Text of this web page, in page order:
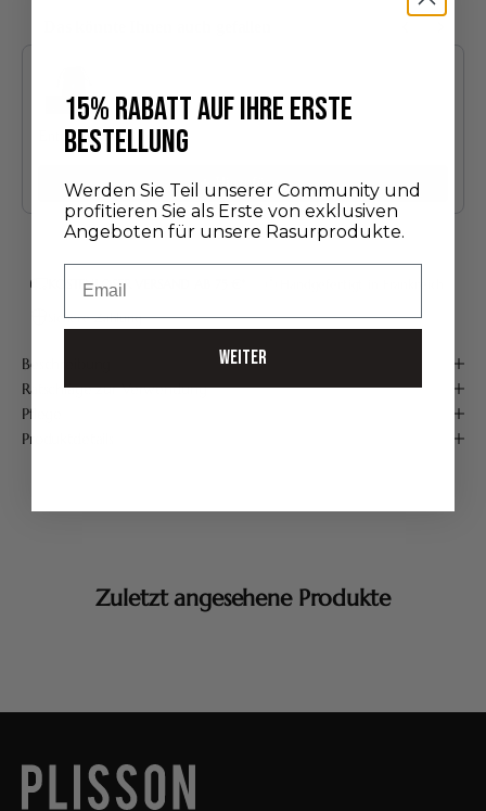
Entdeckungsedition
24,00 €
Hinzufügen
KOSTENLOSER VERSAND AB 75 €*
Sichere Zahlung
Beschreibung
Ratschläge zur Verwendung
Pflege
Produktdetails
Zuletzt angesehene Produkte
15% RABATT AUF IHRE ERSTE
BESTELLUNG
Werden Sie Teil unserer Community und
profitieren Sie als Erste von exklusiven
Angeboten für unsere Rasurprodukte.
WEITER